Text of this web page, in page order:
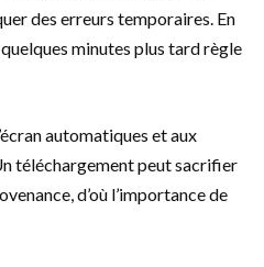
des erreurs temporaires. En
minutes plus tard règle
automatiques et aux
téléchargement peut sacrifier
d’où l’importance de